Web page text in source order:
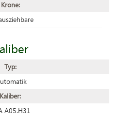
Krone:
Typ:
Kaliber:
A05.H31